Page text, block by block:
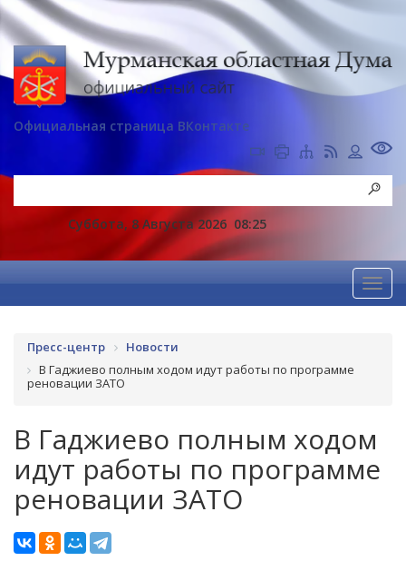
Официальная страница ВКонтакте
Суббота, 8 Августа 2026 08:25
Пресс-центр
Новости
В Гаджиево полным ходом идут работы по программе
реновации ЗАТО
В Гаджиево полным ходом
идут работы по программе
реновации ЗАТО